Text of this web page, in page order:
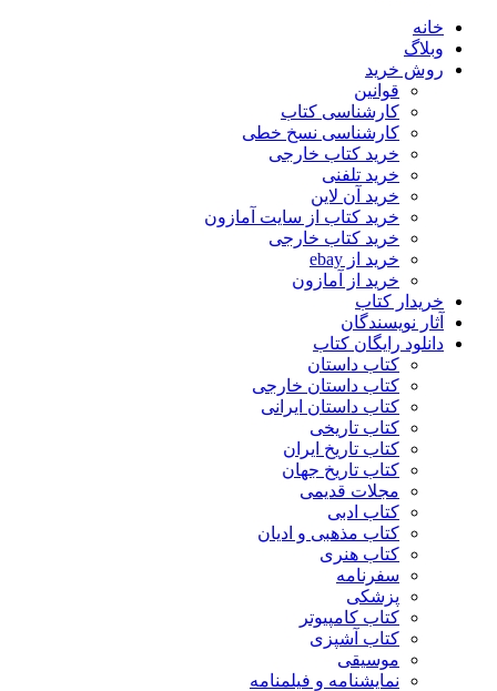
خانه
وبلاگ
روش خرید
قوانین
کارشناسی کتاب
کارشناسی نسخ خطی
خرید کتاب خارجی
خرید تلفنی
خرید آن لاین
خرید کتاب از سایت آمازون
خرید کتاب خارجی
خرید از ebay
خرید از آمازون
خریدار کتاب
آثار نویسندگان
دانلود رایگان کتاب
کتاب داستان
کتاب داستان خارجی
کتاب داستان ایرانی
کتاب تاریخی
کتاب تاریخ ایران
کتاب تاریخ جهان
مجلات قدیمی
کتاب ادبی
کتاب مذهبی و ادیان
کتاب هنری
سفرنامه
پزشکی
کتاب کامپیوتر
کتاب آشپزی
موسیقی
نمایشنامه و فیلمنامه